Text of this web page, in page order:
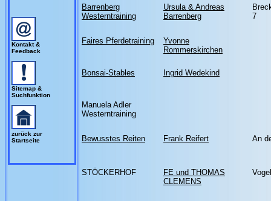
Kontakt &
Feedback
Sitemap &
Suchfunktion
zurück zur
Startseite
Barrenberg
Westerntraining
Ursula & Andreas
Barrenberg
7
Faires Pferdetraining
Yvonne
Rommerskirchen
Bonsai-Stables Ingrid Wedekind
Manuela Adler
Westerntraining
Bewusstes Reiten Frank Reifert An
STÖCKERHOF
FE und THOMAS
CLEMENS